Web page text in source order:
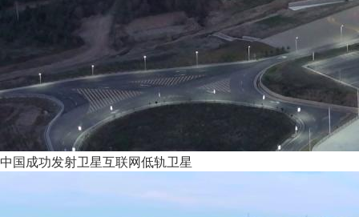
中国成功发射卫星互联网低轨卫星